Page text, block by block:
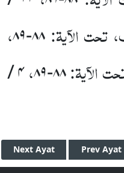
تحت الآیۃ: ۸۸-۸۹
،
الآیۃ:۸۸-۸۹ ، ۴ /
Next Ayat Prev Ayat